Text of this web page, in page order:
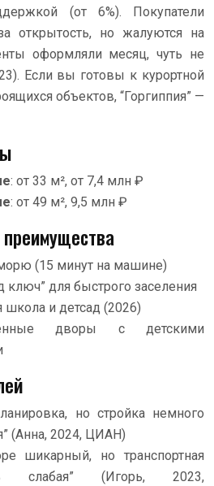
(от 6%). Покупатели
открытость, но жалуются на
оформляли месяц, чуть не
Если вы готовы к курортной
объектов, “Горгиппия” —
: от 33 м², от 7,4 млн ₽
: от 49 м², 9,5 млн ₽
(15 минут на машине)
ключ” для быстрого заселения
школа и детсад (2026)
дворы с детскими
но стройка немного
(Анна, 2024, ЦИАН)
шикарный, но транспортная
слабая” (Игорь, 2023,